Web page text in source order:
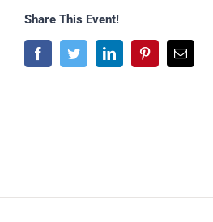
Share This Event!
FacebookTwitterLinkedInPinterestE-
Mail